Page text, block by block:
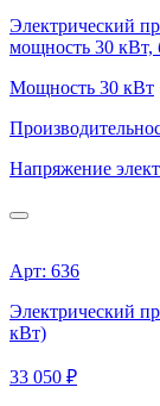
Электрический
мощность 30 кВт,
Мощность 30 кВт
Напряжение
Арт: 636
Электрический
кВт)
33 050 ₽